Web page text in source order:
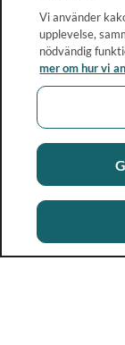
Vi använder
upplevelse,
nödvändig
mer om hur vi